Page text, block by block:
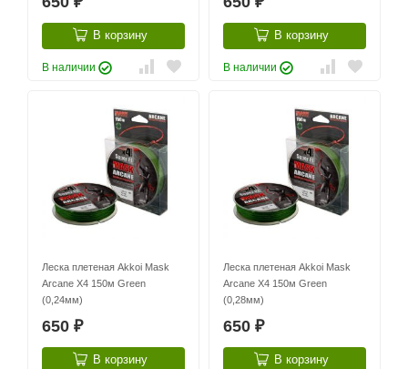
В корзину
В наличии
В корзину
В наличии
Леска плетеная Akkoi Mask
Arcane X4 150м Green
(0,24мм)
650 ₽
В корзину
Леска плетеная Akkoi Mask
Arcane X4 150м Green
(0,28мм)
650 ₽
В корзину